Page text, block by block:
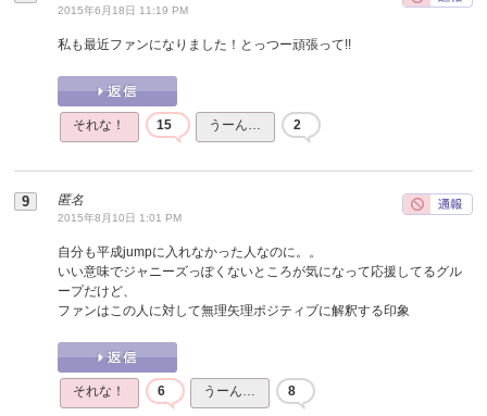
2015年6月18日 11:19 PM
私も最近ファンになりました！とっつー頑張って!!
それな！ 15 うーん… 2
匿名
2015年8月10日 1:01 PM
自分も平成jumpに入れなかった人なのに。。
いい意味でジャニーズっぽくないところが気になって応援してるグル
ープだけど、
ファンはこの人に対して無理矢理ポジティブに解釈する印象
それな！ 6 うーん… 8